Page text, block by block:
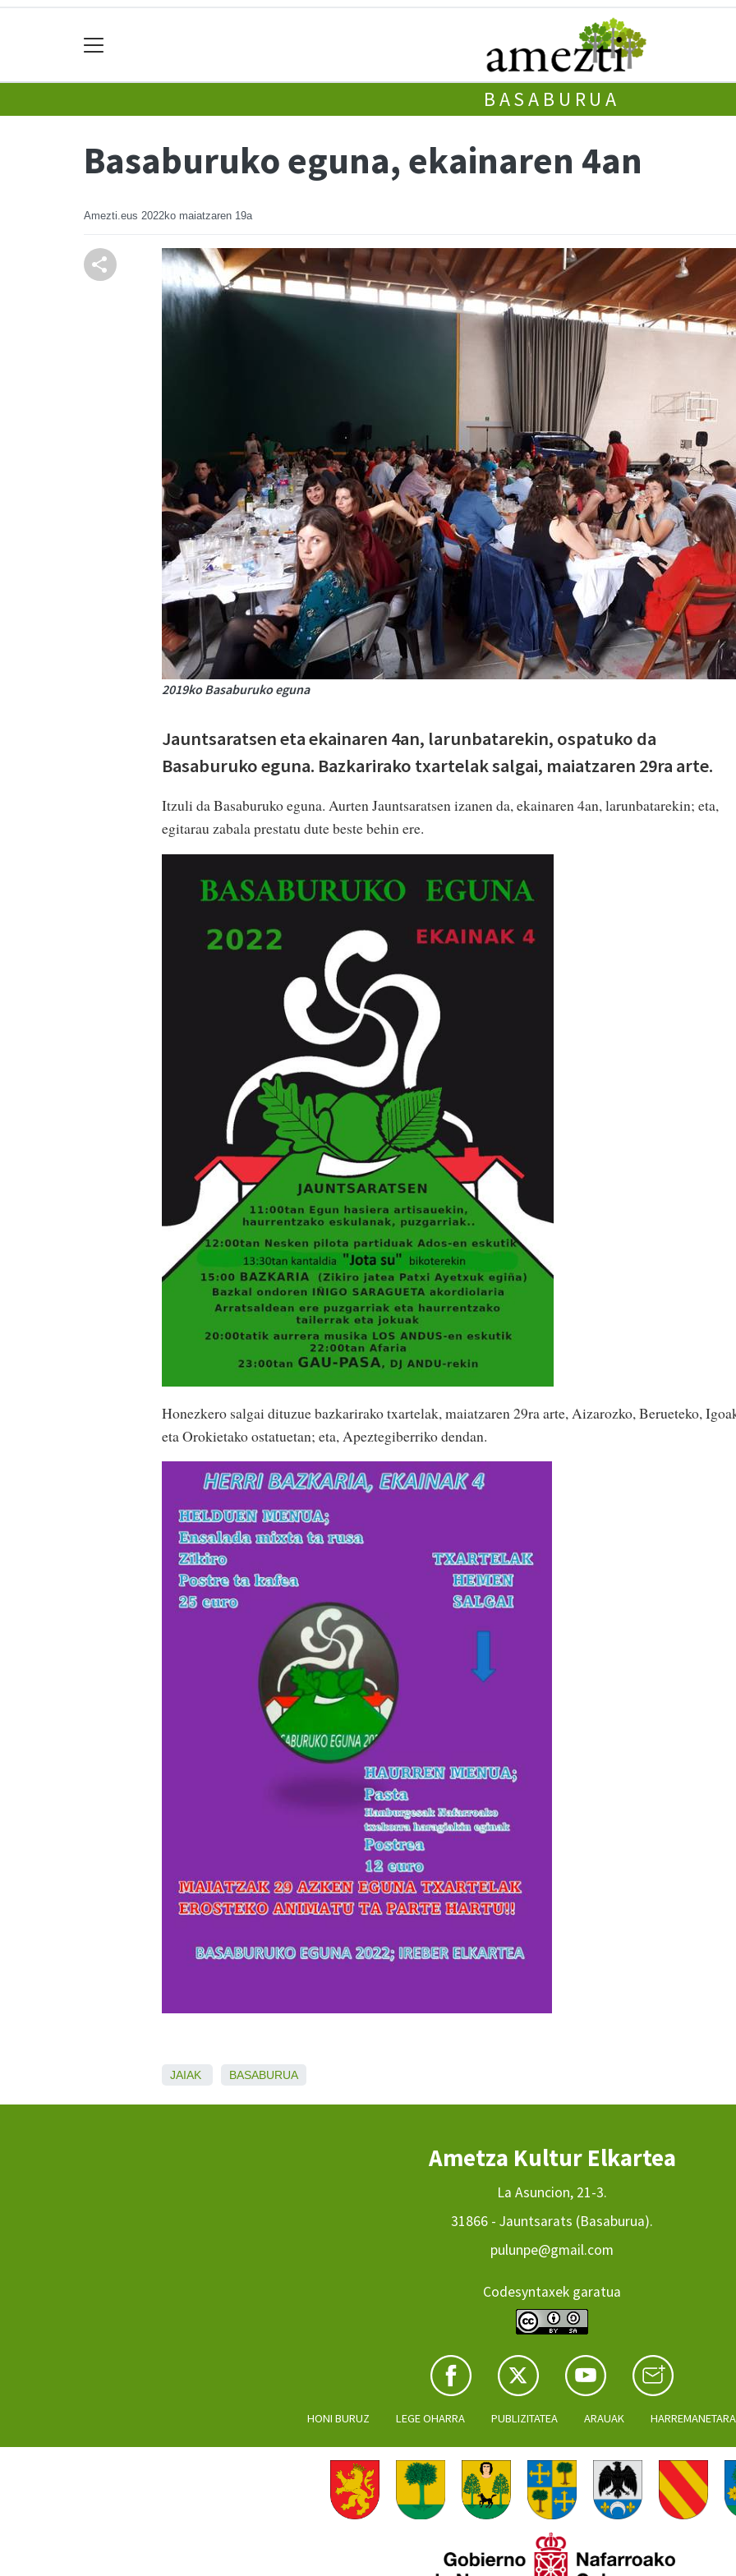
BASABURUA
Basaburuko eguna, ekainaren 4an
Amezti.eus 2022ko maiatzaren 19a
2019ko Basaburuko eguna
Jauntsaratsen eta ekainaren 4an, larunbatarekin, ospatuko da
Basaburuko eguna. Bazkarirako txartelak salgai, maiatzaren 29ra arte.
Itzuli da Basaburuko eguna. Aurten Jauntsaratsen izanen da, ekainaren 4an, larunbatarekin; eta,
egitarau zabala prestatu dute beste behin ere.
Honezkero salgai dituzue bazkarirako txartelak, maiatzaren 29ra arte, Aizarozko, Berueteko,
eta Orokietako ostatuetan; eta, Apeztegiberriko dendan.
JAIAK BASABURUA
Ametza Kultur Elkartea
La Asuncion, 21-3.
31866 - Jauntsarats (Basaburua).
pulunpe@gmail.com
Codesyntaxek garatua
HONI BURUZ LEGE OHARRA PUBLIZITATEA ARAUAK